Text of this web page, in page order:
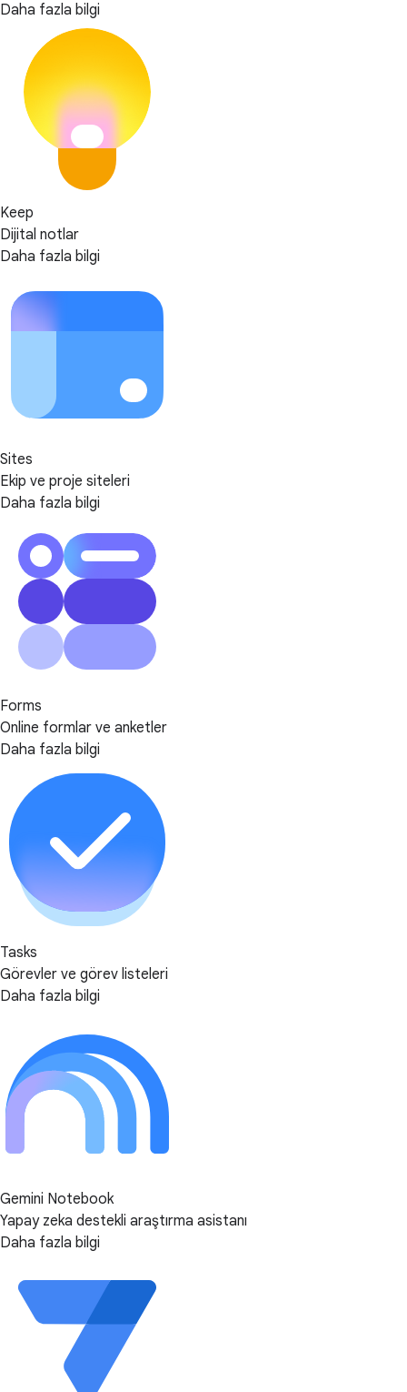
Daha fazla bilgi
Keep
Dijital notlar
Daha fazla bilgi
Sites
Ekip ve proje siteleri
Daha fazla bilgi
Forms
Online formlar ve anketler
Daha fazla bilgi
Tasks
Görevler ve görev listeleri
Daha fazla bilgi
Gemini Notebook
Yapay zeka destekli araştırma asistanı
Daha fazla bilgi